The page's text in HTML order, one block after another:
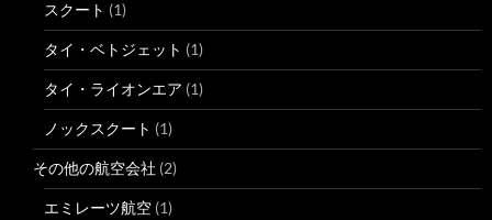
スクート (1)
タイ・ベトジェット (1)
タイ・ライオンエア (1)
ノックスクート (1)
その他の航空会社 (2)
エミレーツ航空 (1)